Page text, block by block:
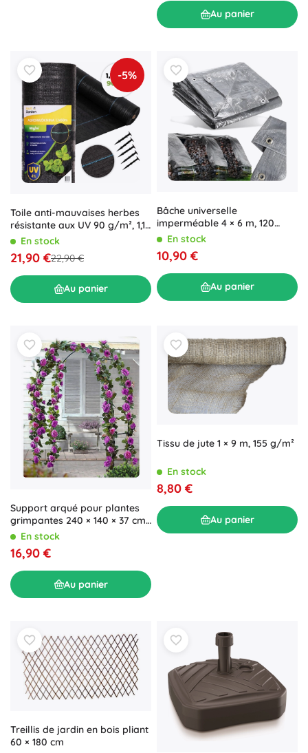
Au panier
-5%
Toile anti-mauvaises herbes
résistante aux UV 90 g/m², 1,1
× 50 m avec piquets,
En stock
21,90 €22,90 €
Au panier
Bâche universelle
imperméable 4 × 6 m, 120
g/m², argentée
En stock
10,90 €
Au panier
Support arqué pour plantes
grimpantes 240 × 140 × 37 cm,
en métal, vert
En stock
16,90 €
Au panier
Tissu de jute 1 × 9 m, 155 g/m²
En stock
8,80 €
Au panier
Treillis de jardin en bois pliant
60 × 180 cm